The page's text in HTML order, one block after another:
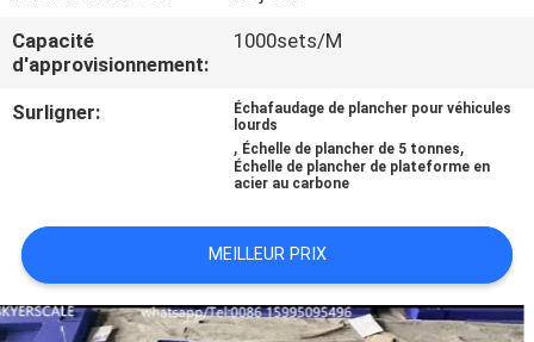
CONTRÔLE
DE
NOUVELLES
Capacité
d'approvisionnement:
1000sets/M
Surligner:
Échafaudage de plancher pour véhicules
lourds
, Échelle de plancher de 5 tonnes,
Échelle de plancher de plateforme en
acier au carbone
MEILLEUR PRIX